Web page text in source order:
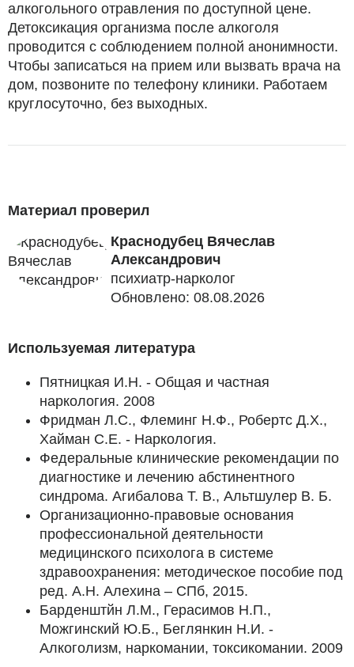
алкогольного отравления по доступной цене.
Детоксикация организма после алкоголя
проводится с соблюдением полной анонимности.
Чтобы записаться на прием или вызвать врача на
дом, позвоните по телефону клиники. Работаем
круглосуточно, без выходных.
Материал проверил
Краснодубец Вячеслав
Александрович
психиатр-нарколог
Обновлено: 08.08.2026
Используемая литература
Пятницкая И.Н. - Общая и частная
наркология. 2008
Фридман Л.С., Флеминг Н.Ф., Робертс Д.Х.,
Хайман С.Е. - Наркология.
Федеральные клинические рекомендации по
диагностике и лечению абстинентного
синдрома. Агибалова Т. В., Альтшулер В. Б.
Организационно-правовые основания
профессиональной деятельности
медицинского психолога в системе
здравоохранения: методическое пособие под
ред. А.Н. Алехина – СПб, 2015.
Барденштйн Л.М., Герасимов Н.П.,
Можгинский Ю.Б., Беглянкин Н.И. -
Алкоголизм, наркомании, токсикомании. 2009